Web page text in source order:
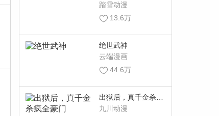
踏雪动漫
13.6万
绝世武神
云端漫画
44.6万
出狱后，真千金杀疯
全豪门
九川动漫